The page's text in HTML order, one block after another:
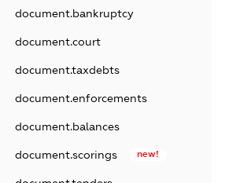
document.bankruptcy
document.court
document.taxdebts
document.enforcements
document.balances
document.scorings new!